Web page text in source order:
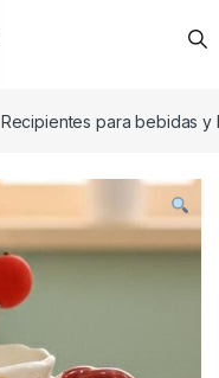
Recipientes para bebidas y